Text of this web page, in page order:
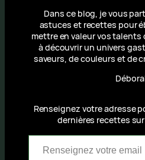
Dans ce blog, je vous
astuces et recettes pour
mettre en valeur vos talents
à découvrir un univers
saveurs, de couleurs et de
Renseignez votre adresse
dernières recettes
Renseignez votre email